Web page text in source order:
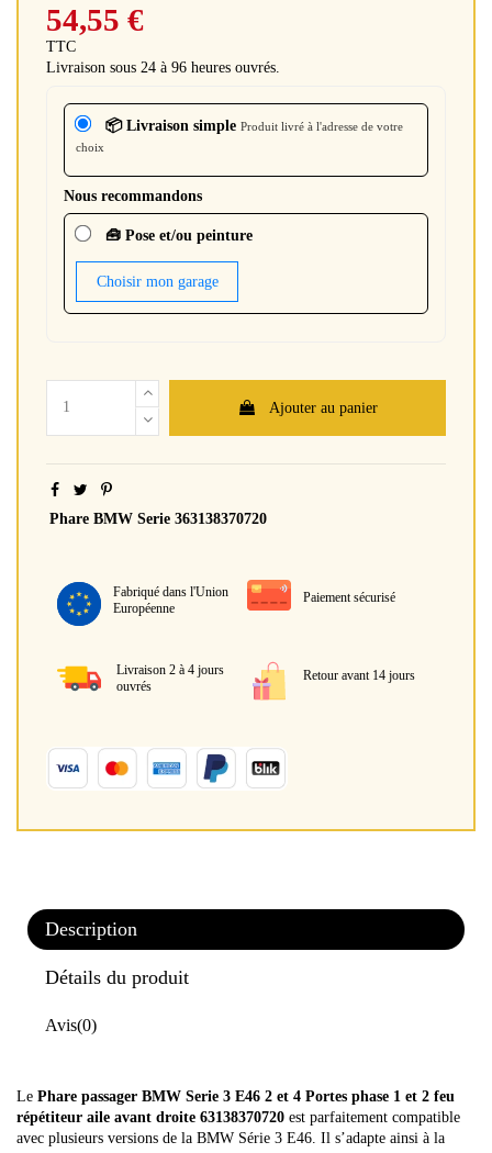
54,55 €
TTC
Livraison sous 24 à 96 heures ouvrés.
📦 Livraison simple Produit livré à l'adresse de votre
choix
Nous recommandons
🧰 Pose et/ou peinture
Choisir mon garage
Ajouter au panier
Phare BMW Serie 363138370720
Fabriqué dans l'Union
Européenne
Paiement sécurisé
Livraison 2 à 4 jours
ouvrés
Retour avant 14 jours
Description
Détails du produit
Avis(0)
Le Phare passager BMW Serie 3 E46 2 et 4 Portes phase 1 et 2 feu
répétiteur aile avant droite 63138370720 est parfaitement compatible
avec plusieurs versions de la BMW Série 3 E46. Il s’adapte ainsi à la